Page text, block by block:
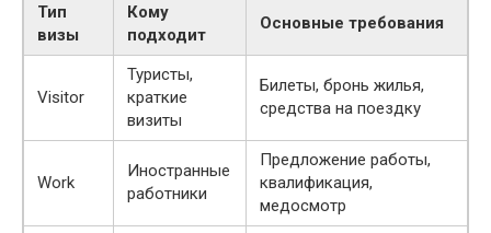
Тип
визы
Кому
подходит
Основные требования
Visitor
Туристы,
краткие
визиты
Билеты, бронь жилья,
средства на поездку
Work
Иностранные
работники
Предложение работы,
квалификация,
медосмотр